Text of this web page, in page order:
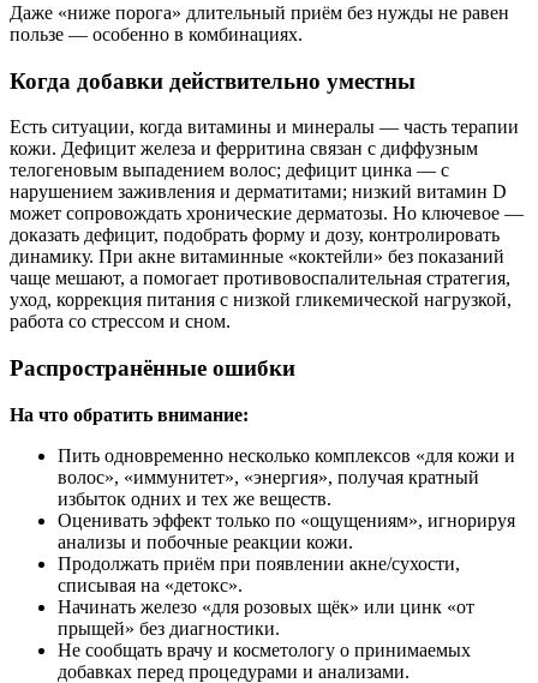
Даже «ниже порога» длительный приём без нужды не равен
пользе — особенно в комбинациях.
Когда добавки действительно уместны
Есть ситуации, когда витамины и минералы — часть терапии
кожи. Дефицит железа и ферритина связан с диффузным
телогеновым выпадением волос; дефицит цинка — с
нарушением заживления и дерматитами; низкий витамин D
может сопровождать хронические дерматозы. Но ключевое —
доказать дефицит, подобрать форму и дозу, контролировать
динамику. При акне витаминные «коктейли» без показаний
чаще мешают, а помогает противовоспалительная стратегия,
уход, коррекция питания с низкой гликемической нагрузкой,
работа со стрессом и сном.
Распространённые ошибки
На что обратить внимание:
Пить одновременно несколько комплексов «для кожи и
волос», «иммунитет», «энергия», получая кратный
избыток одних и тех же веществ.
Оценивать эффект только по «ощущениям», игнорируя
анализы и побочные реакции кожи.
Продолжать приём при появлении акне/сухости,
списывая на «детокс».
Начинать железо «для розовых щёк» или цинк «от
прыщей» без диагностики.
Не сообщать врачу и косметологу о принимаемых
добавках перед процедурами и анализами.